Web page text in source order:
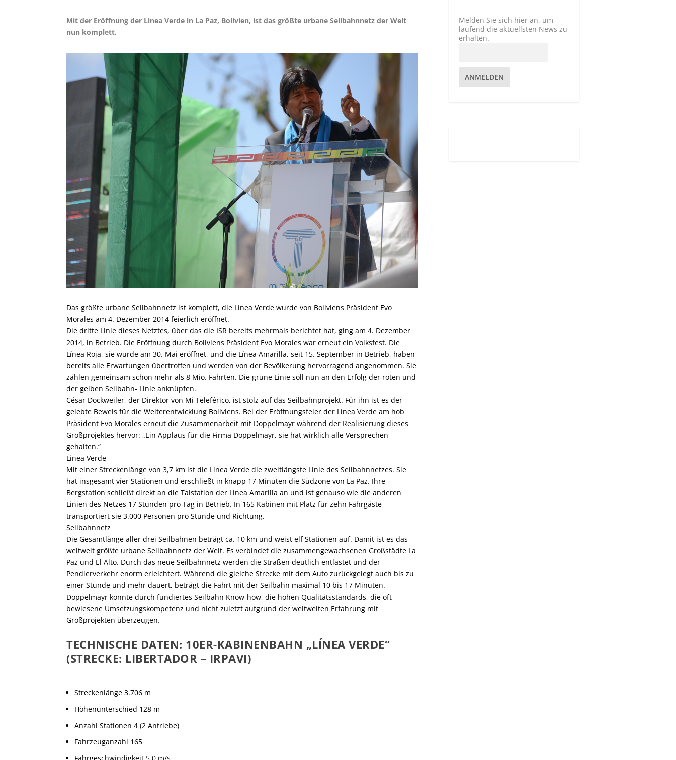
Mit der Eröffnung der Línea Verde in La Paz, Bolivien, ist das größte urbane Seilbahnnetz der Welt
nun komplett.
Das größte urbane Seilbahnnetz ist komplett, die Línea Verde wurde von Boliviens Präsident Evo
Morales am 4. Dezember 2014 feierlich eröffnet.
Die dritte Linie dieses Netztes, über das die ISR bereits mehrmals berichtet hat, ging am 4. Dezember
2014, in Betrieb. Die Eröffnung durch Boliviens Präsident Evo Morales war erneut ein Volksfest. Die
Línea Roja, sie wurde am 30. Mai eröffnet, und die Línea Amarilla, seit 15. September in Betrieb, haben
bereits alle Erwartungen übertroffen und werden von der Bevölkerung hervorragend angenommen. Sie
zählen gemeinsam schon mehr als 8 Mio. Fahrten. Die grüne Linie soll nun an den Erfolg der roten und
der gelben Seilbahn- Linie anknüpfen.
César Dockweiler, der Direktor von Mi Teleférico, ist stolz auf das Seilbahnprojekt. Für ihn ist es der
gelebte Beweis für die Weiterentwicklung Boliviens. Bei der Eröffnungsfeier der Línea Verde am hob
Präsident Evo Morales erneut die Zusammenarbeit mit Doppelmayr während der Realisierung dieses
Großprojektes hervor: „Ein Applaus für die Firma Doppelmayr, sie hat wirklich alle Versprechen
gehalten.“
Linea Verde
Mit einer Streckenlänge von 3,7 km ist die Línea Verde die zweitlängste Linie des Seilbahnnetzes. Sie
hat insgesamt vier Stationen und erschließt in knapp 17 Minuten die Südzone von La Paz. Ihre
Bergstation schließt direkt an die Talstation der Línea Amarilla an und ist genauso wie die anderen
Linien des Netzes 17 Stunden pro Tag in Betrieb. In 165 Kabinen mit Platz für zehn Fahrgäste
transportiert sie 3.000 Personen pro Stunde und Richtung.
Seilbahnnetz
Die Gesamtlänge aller drei Seilbahnen beträgt ca. 10 km und weist elf Stationen auf. Damit ist es das
weltweit größte urbane Seilbahnnetz der Welt. Es verbindet die zusammengewachsenen Großstädte La
Paz und El Alto. Durch das neue Seilbahnnetz werden die Straßen deutlich entlastet und der
Pendlerverkehr enorm erleichtert. Während die gleiche Strecke mit dem Auto zurückgelegt auch bis zu
einer Stunde und mehr dauert, beträgt die Fahrt mit der Seilbahn maximal 10 bis 17 Minuten.
Doppelmayr konnte durch fundiertes Seilbahn Know-how, die hohen Qualitätsstandards, die oft
bewiesene Umsetzungskompetenz und nicht zuletzt aufgrund der weltweiten Erfahrung mit
Großprojekten überzeugen.
TECHNISCHE DATEN: 10ER-KABINENBAHN „LÍNEA VERDE“
(STRECKE: LIBERTADOR – IRPAVI)
Streckenlänge 3.706 m
Höhenunterschied 128 m
Anzahl Stationen 4 (2 Antriebe)
Fahrzeuganzahl 165
Melden Sie sich hier an, um
laufend die aktuellsten News zu
erhalten.
ANMELDEN